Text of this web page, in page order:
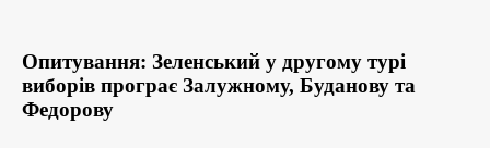
Опитування: Зеленський у другому турі
виборів програє Залужному, Буданову та
Федорову